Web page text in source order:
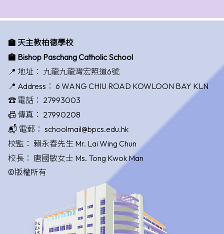
🏫 天主教柏德學校
🏫 Bishop Paschang Catholic School
📍 地址： 九龍九龍灣宏照道6號
📍 Address： 6 WANG CHIU ROAD KOWLOON BAY KLN
☎️ 電話： 27993003
📠 傳真： 27990208
📬 電郵： schoolmail@bpcs.edu.hk
校監： 賴永春先生 Mr. Lai Wing Chun
校長： 唐國敏女士 Ms. Tong Kwok Man
©版權所有